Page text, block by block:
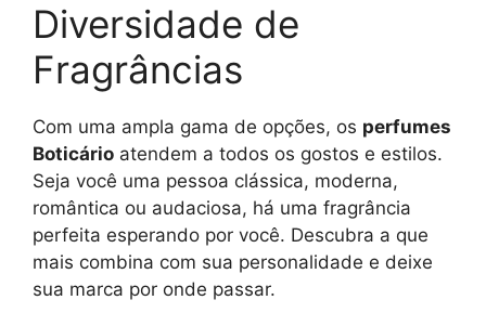
Diversidade de
Fragrâncias
Com uma ampla gama de opções, os perfumes
Boticário atendem a todos os gostos e estilos.
Seja você uma pessoa clássica, moderna,
romântica ou audaciosa, há uma fragrância
perfeita esperando por você. Descubra a que
mais combina com sua personalidade e deixe
sua marca por onde passar.